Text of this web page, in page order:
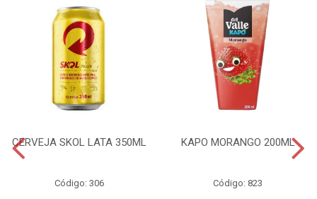
CERVEJA SKOL LATA 350ML
Código: 306
KAPO MORANGO 200ML
Código: 823